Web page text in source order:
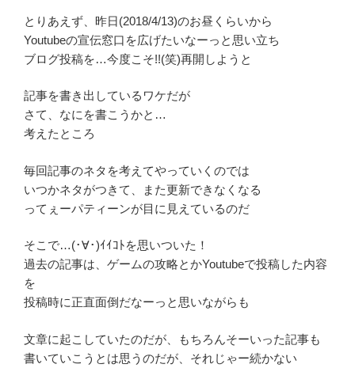
とりあえず、昨日(2018/4/13)のお昼くらいから
Youtubeの宣伝窓口を広げたいなーっと思い立ち
ブログ投稿を…今度こそ!!(笑)再開しようと
記事を書き出しているワケだが
さて、なにを書こうかと…
考えたところ
毎回記事のネタを考えてやっていくのでは
いつかネタがつきて、また更新できなくなる
ってぇーパティーンが目に見えているのだ
そこで…(･∀･)ｲｲｺﾄを思いついた！
過去の記事は、ゲームの攻略とかYoutubeで投稿した内容
を
投稿時に正直面倒だなーっと思いながらも
文章に起こしていたのだが、もちろんそーいった記事も
書いていこうとは思うのだが、それじゃー続かない